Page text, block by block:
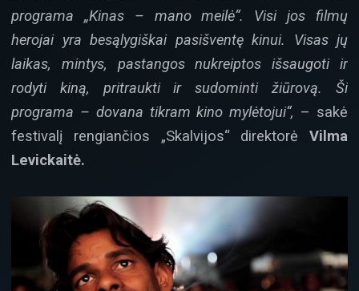
programa „Kinas – mano meilė“. Visi jos filmų
herojai yra besąlygiškai pasišventę kinui. Visas jų
laikas, mintys, pastangos nukreiptos išsaugoti ir
rodyti kiną, pritraukti ir sudominti žiūrovą. Ši
programa – dovana tikram kino mylėtojui“, – sakė
festivalį rengiančios „Skalvijos“ direktorė Vilma
Levickaitė.